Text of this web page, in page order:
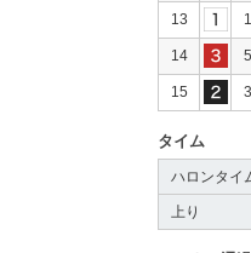
13 1
14 5
15 3
タイム
ハロンタイ
上り